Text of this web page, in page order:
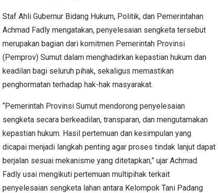
Staf Ahli Gubernur Bidang Hukum, Politik, dan Pemerintahan
Achmad Fadly mengatakan, penyelesaian sengketa tersebut
merupakan bagian dari komitmen Pemerintah Provinsi
(Pemprov) Sumut dalam menghadirkan kepastian hukum dan
keadilan bagi seluruh pihak, sekaligus memastikan
penghormatan terhadap hak-hak masyarakat.
“Pemerintah Provinsi Sumut mendorong penyelesaian
sengketa secara berkeadilan, transparan, dan mengutamakan
kepastian hukum. Hasil pertemuan dan kesimpulan yang
dicapai menjadi langkah penting agar proses tindak lanjut dapat
berjalan sesuai mekanisme yang ditetapkan,” ujar Achmad
Fadly usai mengikuti pertemuan multipihak terkait
penyelesaian sengketa lahan antara Kelompok Tani Padang